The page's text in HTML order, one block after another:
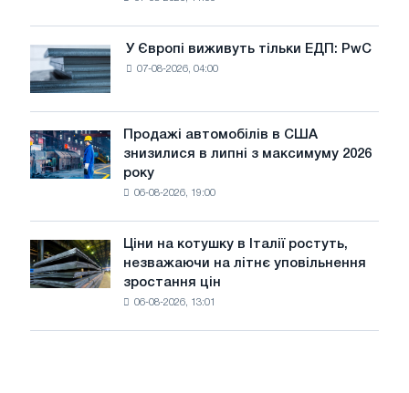
трамвайних
колій
Москви
і
Ярославля
Європі
виживуть
тільки
ЕДП:
PwC
У Європі виживуть тільки ЕДП: PwC
07-08-2026, 04:00
Продажі
автомобілів
в
липні
з
максимуму
року
Продажі автомобілів в США
знизилися в липні з максимуму 2026
року
06-08-2026, 19:00
Ціни
на
котушку
Ціни на котушку в Італії ростуть,
незважаючи на літнє уповільнення
зростання цін
06-08-2026, 13:01